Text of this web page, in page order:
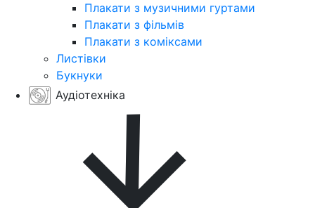
Плакати з музичними гуртами
Плакати з фільмів
Плакати з коміксами
Листівки
Букнуки
Аудіотехніка